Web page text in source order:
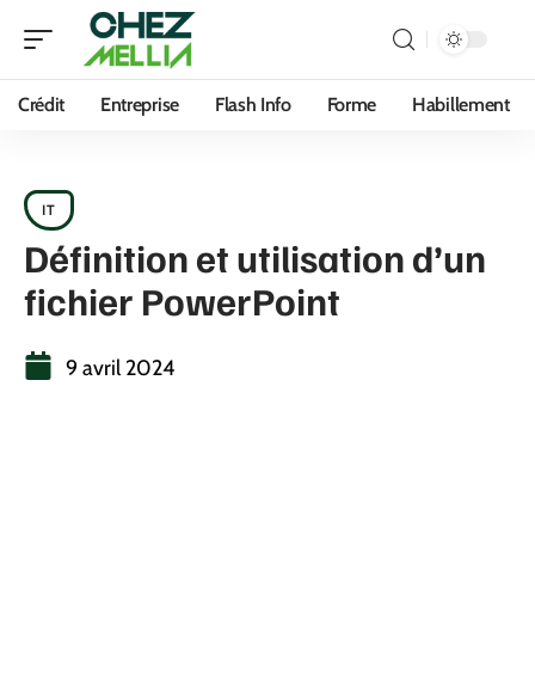
Crédit Entreprise Flash Info Forme Habillement
IT
Définition et utilisation d’un
fichier PowerPoint
9 avril 2024